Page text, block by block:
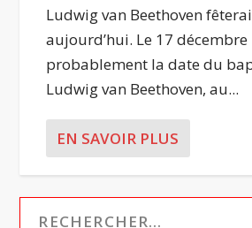
Ludwig van Beethoven
aujourd’hui. Le 17 décembre
probablement la date du
Ludwig van Beethoven, au...
EN SAVOIR PLUS